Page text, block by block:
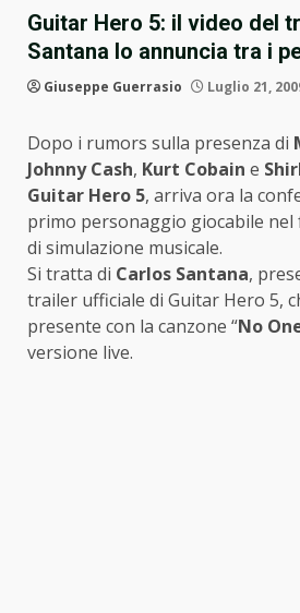
Guitar Hero 5: il video del
Santana lo annuncia tra i
Giuseppe Guerrasio Luglio 21,
Dopo i rumors sulla presenza di
Johnny Cash, Kurt Cobain e
Guitar Hero 5, arriva ora la
primo personaggio giocabile nel
di simulazione musicale.
Si tratta di Carlos Santana,
trailer ufficiale di Guitar Hero 5,
presente con la canzone “No
versione live.